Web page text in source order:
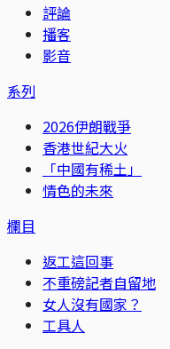
評論
播客
影音
系列
2026伊朗戰爭
香港世紀大火
「中國有稀土」
情色的未來
欄目
返工這回事
不重磅記者自留地
女人沒有國家？
工具人